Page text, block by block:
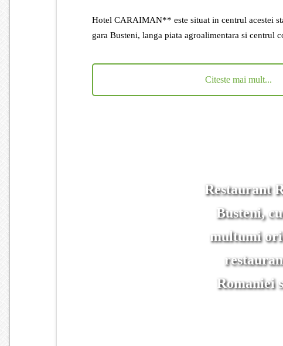
Hotel CARAIMAN** este situat in centrul acestei
gara Busteni, langa piata agroalimentara si centrul
Citeste mai mult...
Restaurant
Busteni,
multumi
Romaniei